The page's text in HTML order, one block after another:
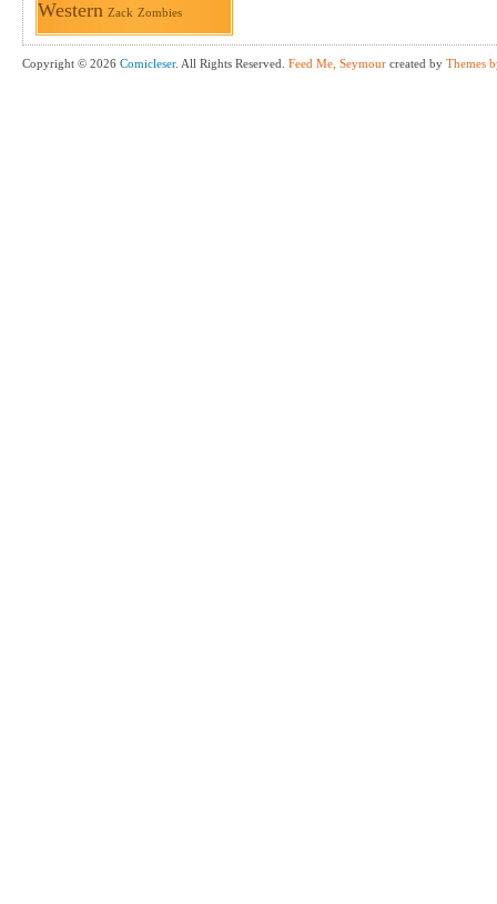
Western Zack Zombies
Copyright © 2026 Comicleser. All Rights Reserved. Feed Me, Seymour created by Themes